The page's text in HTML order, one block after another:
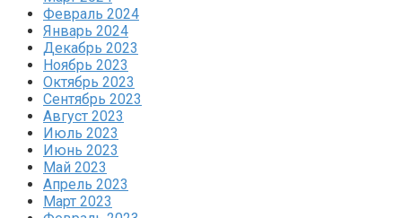
Февраль 2024
Январь 2024
Декабрь 2023
Ноябрь 2023
Октябрь 2023
Сентябрь 2023
Август 2023
Июль 2023
Июнь 2023
Май 2023
Апрель 2023
Март 2023